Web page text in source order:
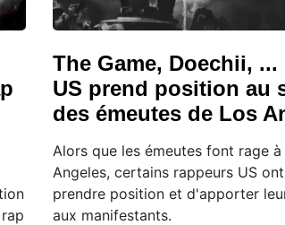
The Game, Doechii, ...
US prend position au
des émeutes de Los
Alors que les émeutes font rage à
Angeles, certains rappeurs US
prendre position et d'apporter
aux manifestants.